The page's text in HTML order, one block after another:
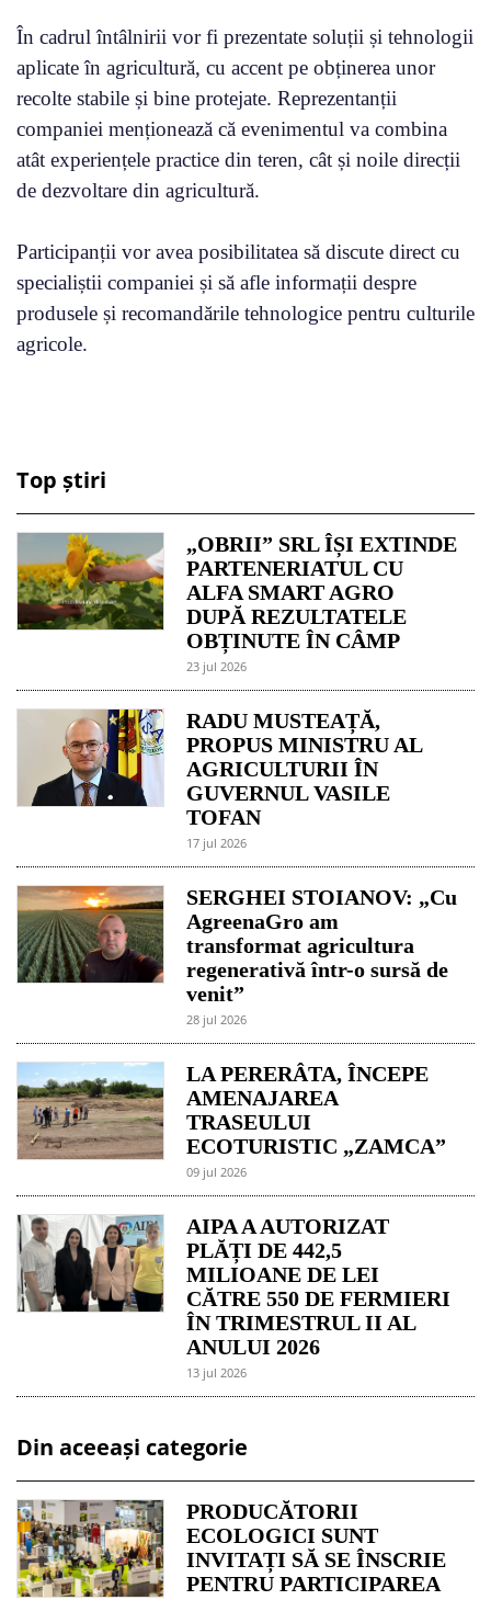
În cadrul întâlnirii vor fi prezentate soluții și tehnologii
aplicate în agricultură, cu accent pe obținerea unor
recolte stabile și bine protejate. Reprezentanții
companiei menționează că evenimentul va combina
atât experiențele practice din teren, cât și noile direcții
de dezvoltare din agricultură.
Participanții vor avea posibilitatea să discute direct cu
specialiștii companiei și să afle informații despre
produsele și recomandările tehnologice pentru culturile
agricole.
Top știri
„OBRII” SRL ÎȘI EXTINDE
PARTENERIATUL CU
ALFA SMART AGRO
DUPĂ REZULTATELE
OBȚINUTE ÎN CÂMP
23 jul 2026
RADU MUSTEAȚĂ,
PROPUS MINISTRU AL
AGRICULTURII ÎN
GUVERNUL VASILE
TOFAN
17 jul 2026
SERGHEI STOIANOV: „Cu
AgreenaGro am
transformat agricultura
regenerativă într-o sursă de
venit”
28 jul 2026
LA PERERÂTA, ÎNCEPE
AMENAJAREA
TRASEULUI
ECOTURISTIC „ZAMCA”
09 jul 2026
AIPA A AUTORIZAT
PLĂȚI DE 442,5
MILIOANE DE LEI
CĂTRE 550 DE FERMIERI
ÎN TRIMESTRUL II AL
ANULUI 2026
13 jul 2026
Din aceeași categorie
PRODUCĂTORII
ECOLOGICI SUNT
INVITAȚI SĂ SE ÎNSCRIE
PENTRU PARTICIPAREA